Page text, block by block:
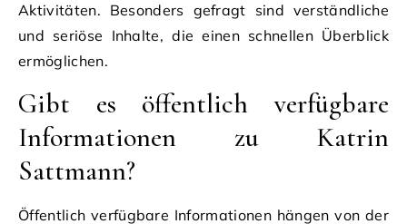
Aktivitäten. Besonders gefragt sind verständliche
und seriöse Inhalte, die einen schnellen Überblick
ermöglichen.
Gibt es öffentlich verfügbare
Informationen zu Katrin
Sattmann?
Öffentlich verfügbare Informationen hängen von der